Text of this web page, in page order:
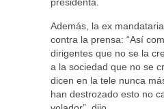
Además, la ex
contra la prensa: “Así
dirigentes que no se la
a la sociedad que no se
dicen en la tele nunca
han destrozado esto no